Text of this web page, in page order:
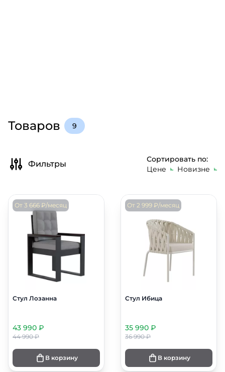
Товаров 9
Фильтры
Сортировать по:
Цене
Новизне
От 3 666 ₽/месяц
Стул Лозанна
43 990 ₽
44 990 ₽
В корзину
От 2 999 ₽/месяц
Стул Ибица
35 990 ₽
36 990 ₽
В корзину